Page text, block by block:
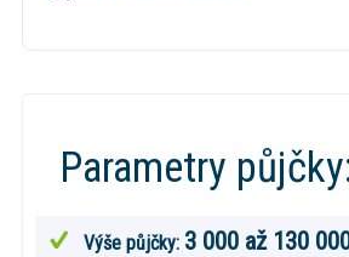
Parametry
Výše půjčky: 3 000 až 130